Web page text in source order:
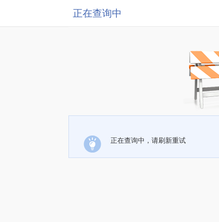
正在查询中
正在查询中，请刷新重试